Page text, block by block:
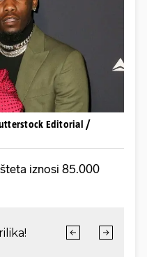
Editorial /
iznosi 85.000